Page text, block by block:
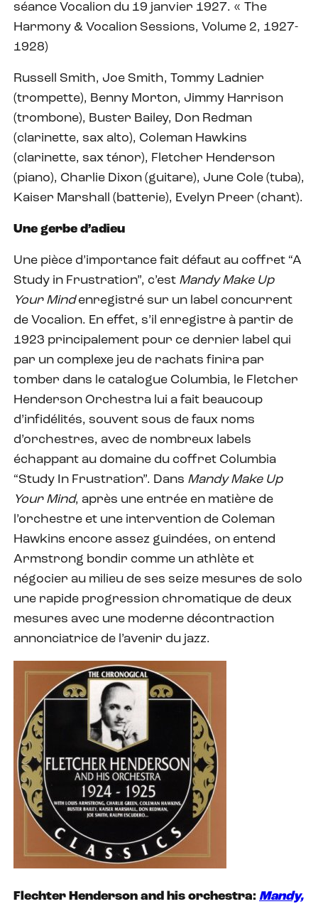
séance Vocalion du 19 janvier 1927. « The
Harmony & Vocalion Sessions, Volume 2, 1927-
1928)
Russell Smith, Joe Smith, Tommy Ladnier
(trompette), Benny Morton, Jimmy Harrison
(trombone), Buster Bailey, Don Redman
(clarinette, sax alto), Coleman Hawkins
(clarinette, sax ténor), Fletcher Henderson
(piano), Charlie Dixon (guitare), June Cole (tuba),
Kaiser Marshall (batterie), Evelyn Preer (chant).
Une gerbe d’adieu
Une pièce d’importance fait défaut au coffret “A
Study in Frustration”, c’est Mandy Make Up
Your Mindenregistré sur un label concurrent
de Vocalion. En effet, s’il enregistre à partir de
1923 principalement pour ce dernier label qui
par un complexe jeu de rachats finira par
tomber dans le catalogue Columbia, le Fletcher
Henderson Orchestra lui a fait beaucoup
d’infidélités, souvent sous de faux noms
d’orchestres, avec de nombreux labels
échappant au domaine du coffret Columbia
“Study In Frustration”. Dans Mandy Make Up
Your Mind, après une entrée en matière de
l’orchestre et une intervention de Coleman
Hawkins encore assez guindées, on entend
Armstrong bondir comme un athlète et
négocier au milieu de ses seize mesures de solo
une rapide progression chromatique de deux
mesures avec une moderne décontraction
annonciatrice de l’avenir du jazz.
Flechter Henderson and his orchestra: Mandy,